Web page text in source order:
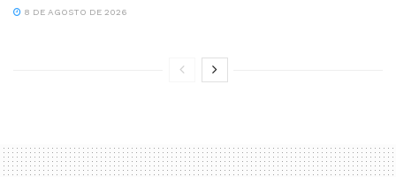
8 DE AGOSTO DE 2026